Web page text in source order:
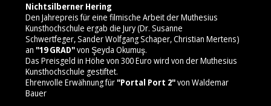
Nichtsilberner Hering
Den Jahrepreis für eine filmische Arbeit der Muthesius
Kunsthochschule ergab die Jury (Dr. Susanne
Schwertfeger, Sander Wolfgang Schaper, Christian Mertens)
an "19 GRAD"von Şeyda Okumuş.
Das Preisgeld in Höhe von 300 Euro wird von der Muthesius
Kunsthochschule gestiftet.
Ehrenvolle Erwähnung für"Portal Port 2"von Waldemar
Bauer